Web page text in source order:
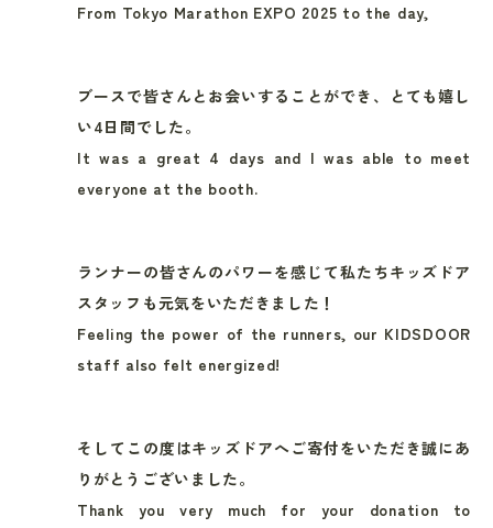
From Tokyo Marathon EXPO 2025 to the day,
ブースで皆さんとお会いすることができ、とても嬉し
い4日間でした。
It was a great 4 days and I was able to meet
everyone at the booth.
ランナーの皆さんのパワーを感じて私たちキッズドア
スタッフも元気をいただきました！
Feeling the power of the runners, our KIDSDOOR
staff also felt energized!
そしてこの度はキッズドアへご寄付をいただき誠にあ
りがとうございました。
Thank you very much for your donation to